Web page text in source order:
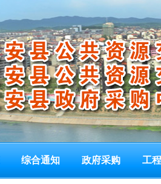
综合通知 政府采购 工